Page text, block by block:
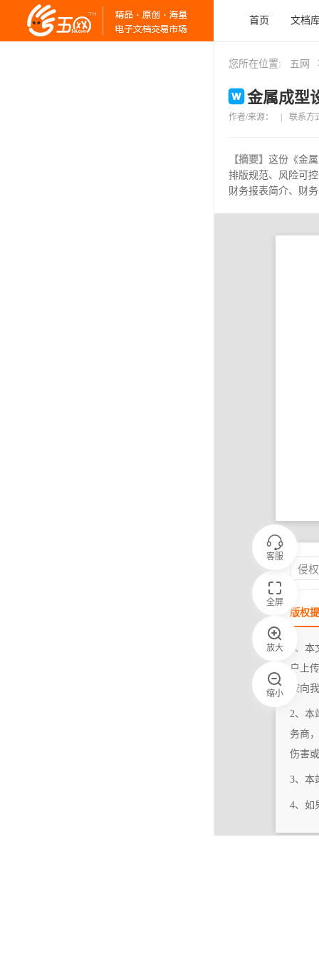
首页 文档
您所在位置: 五网
金属成型
作者/来源： 联系方
【摘要】 这份《金
排版规范、风险可
财务报表简介、财
客服
全屏
放大
缩小
侵
版权
1、
户上
按向
2、本
务商
伤害
3、本
4、如